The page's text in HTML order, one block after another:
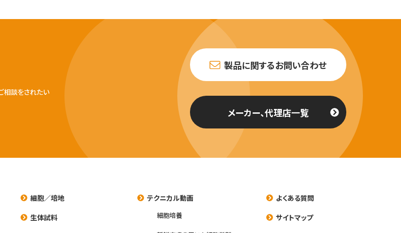
相談をされたい
製品に関するお問い合わせ
メーカー、代理店一覧
細胞／培地
生体試料
テクニカル動画
細胞培養
よくある質問
サイトマップ